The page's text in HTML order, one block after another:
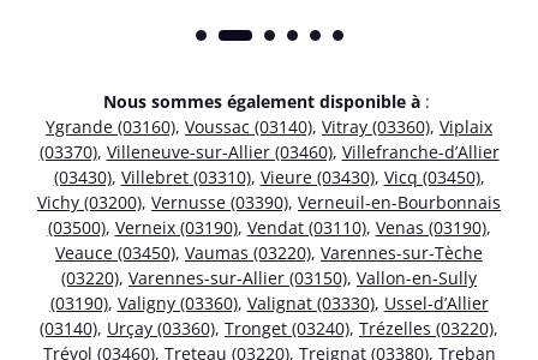
Nous sommes également disponible à :
Ygrande (03160), Voussac (03140), Vitray (03360), Viplaix
(03370), Villeneuve-sur-Allier (03460), Villefranche-d’Allier
(03430), Villebret (03310), Vieure (03430), Vicq (03450),
Vichy (03200), Vernusse (03390), Verneuil-en-Bourbonnais
(03500), Verneix (03190), Vendat (03110), Venas (03190),
Veauce (03450), Vaumas (03220), Varennes-sur-Tèche
(03220), Varennes-sur-Allier (03150), Vallon-en-Sully
(03190), Valigny (03360), Valignat (03330), Ussel-d’Allier
(03140), Urçay (03360), Tronget (03240), Trézelles (03220),
Trévol (03460), Treteau (03220), Treignat (03380), Treban